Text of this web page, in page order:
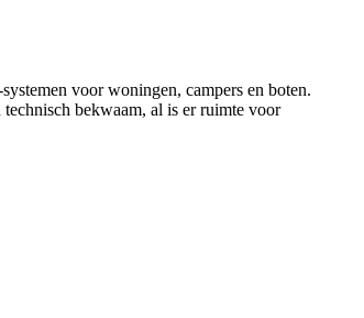
voor woningen, campers en boten.
bekwaam, al is er ruimte voor